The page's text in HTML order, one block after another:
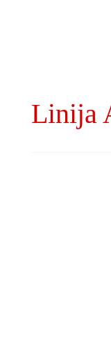
Linija